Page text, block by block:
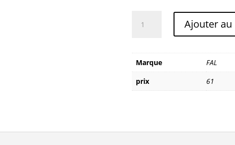
NEIGE
FAL
Ajouter au
Marque
FAL
prix
61